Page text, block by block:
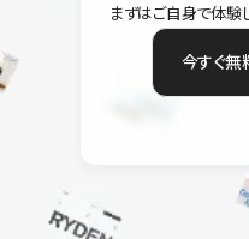
まずはご自身で体験
今すぐ無